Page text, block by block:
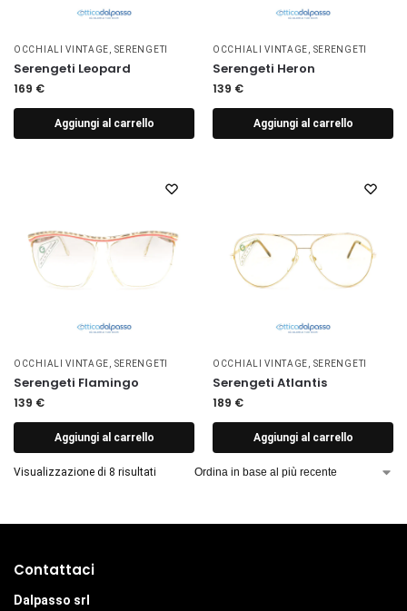
OCCHIALI VINTAGE SERENGETI
Serengeti Leopard
169 €
Aggiungi al carrello
OCCHIALI VINTAGE SERENGETI
Serengeti Heron
139 €
Aggiungi al carrello
OCCHIALI VINTAGE SERENGETI
Serengeti Flamingo
139 €
Aggiungi al carrello
OCCHIALI VINTAGE SERENGETI
Serengeti Atlantis
189 €
Aggiungi al carrello
Visualizzazione di 8 risultati
Contattaci
Dalpasso srl